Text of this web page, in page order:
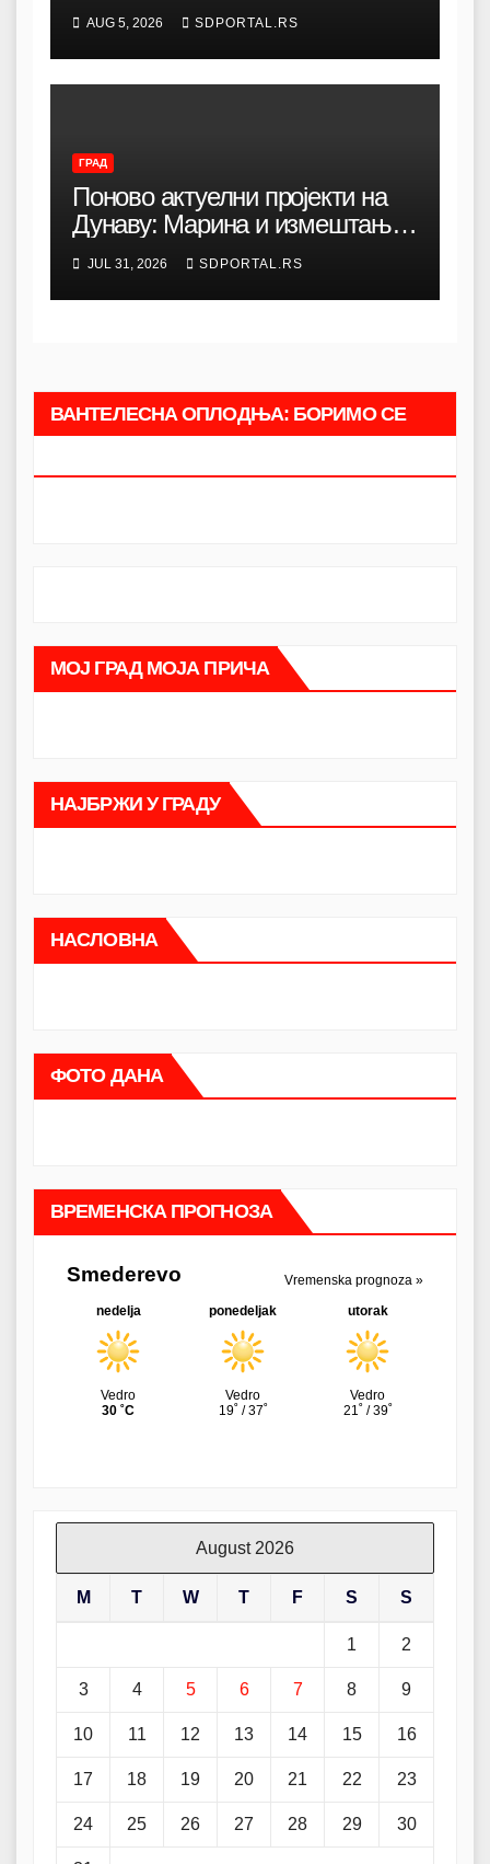
омладине са хендикепом без
просторија већ 12 година
AUG 5, 2026 SDPORTAL.RS
ГРАД
Поново актуелни пројекти на
Дунаву: Марина и измештање
луке
JUL 31, 2026 SDPORTAL.RS
ВАНТЕЛЕСНА ОПЛОДЊА: БОРИМО СЕ
МОЈ ГРАД МОЈА ПРИЧА
НАЈБРЖИ У ГРАДУ
НАСЛОВНА
ФОТО ДАНА
ВРЕМЕНСКА ПРОГНОЗА
August 2026
M T W T F S S
1 2
3 4 5 6 7 8 9
10 11 12 13 14 15 16
17 18 19 20 21 22 23
24 25 26 27 28 29 30